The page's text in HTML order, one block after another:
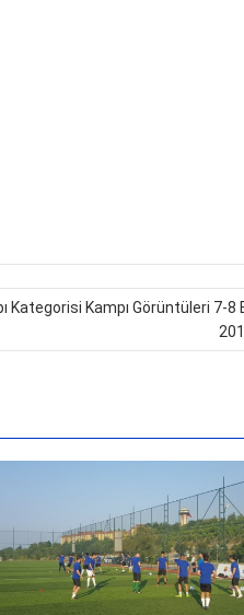
Kategorisi Kampı Görüntüleri 7-8